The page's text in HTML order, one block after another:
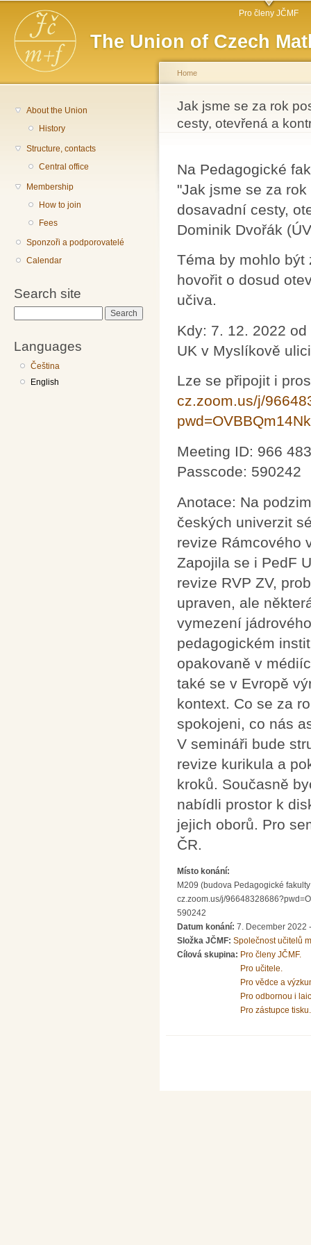
The Union of Czech
Main menu Pro členy JČMF
About the Union
History
Structure, contacts
Central office
Membership
How to join
Fees
Sponzoři a podporovatelé
Calendar
Search site
Languages
Čeština
English
You are here
Home
Jak jsme se za rok
cesty, otevřená a
Na Pedagogické
"Jak jsme se za rok
dosavadní cesty,
Dominik Dvořák
Téma by mohlo být
hovořit o dosud
učiva.
Kdy: 7. 12. 2022
UK v Myslíkově
Lze se připojit i
cz.zoom.us/j/
Meeting ID: 966
Passcode: 590242
Anotace: Na
českých univerzit
revize Rámcového
Zapojila se i PedF
revize RVP ZV,
upraven, ale
vymezení
pedagogickém
opakovaně v
také se v Evropě
kontext. Co se za
spokojeni, co nás
V semináři bude
revize kurikula a
kroků. Současně
nabídli prostor k
jejich oborů. Pro
ČR.
Místo konání:
M209 (budova Pedagogické
cz.zoom.us/j/
590242
Datum konání: 7. December 2022
Složka JČMF: Společnost učitelů
Cílová skupina: Pro členy JČMF.
Pro učitele.
Pro vědce a
Pro odbornou i
Pro zástupce tisku.